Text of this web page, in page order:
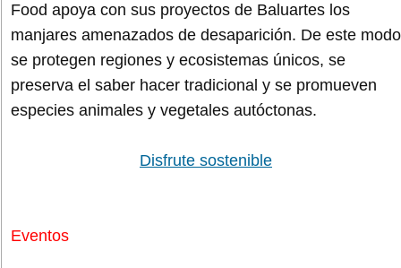
Food apoya con sus proyectos de Baluartes los
manjares amenazados de desaparición. De este modo
se protegen regiones y ecosistemas únicos, se
preserva el saber hacer tradicional y se promueven
especies animales y vegetales autóctonas.
Disfrute sostenible
Eventos